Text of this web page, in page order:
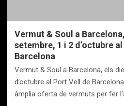
Vermut & Soul a
setembre, 1 i 2 d’octubre
Barcelona
Vermut & Soul a Barcelona, els
d’octubre al Port Vell de
àmplia oferta de vermuts per fer